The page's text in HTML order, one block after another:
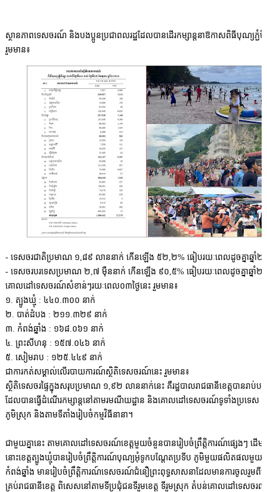
ស្ថានភាពទេសចរណ៍ និងបងប្អូនប្រជាពលរដ្ឋដែលបានដើរកម្សាន្តនាឱកាសពិធីបុណ្យភ្
រួមមាន៖
- ទេសចរជាតិប្រមាណ ១,៨៩ លាននាក់ កើនឡើង ៥២,២% ធៀបរយៈពេលដូចគ្នាឆ្នាំ
- ទេសចរបរទេសប្រមាណ ២,៧ ម៉ឺននាក់ កើនឡើង ៩០,៥% ធៀបរយៈពេលដូចគ្នាឆ្នាំ
គោលដៅទេសចរណ៍សំខាន់ៗរយៈពេល០៣ថ្ងៃនេះ រួមមាន៖
១. ត្បូងឃ្មុំ : ៤៤០.៣០០ នាក់
២. បាត់ដំបង : ២១១.៣២៩ នាក់
៣. កំពង់ឆ្នាំង : ១៦៨.០៦១ នាក់
៤. ព្រះសីហនុ : ១៥៧.០៤៦ នាក់
៥. សៀមរាប : ១២៥.៤៤៩ នាក់
ជាការកត់សម្គាល់លើរបាយការណ៍ស្ថិតិទេសចរណ៍នេះ រួមមាន៖
ស្ថិតិទេសចរផ្ទៃក្នុងសរុបប្រមាណ ១,៩២ លាននាក់នេះ គឺរដ្ឋបាលរាជធានីខេត្តបានរា
ដែលបានធ្វើដំណើរកម្សាន្តនៅតាមរមណីយដ្ឋាន និងគោលដៅទេសចរណ៍ទូទាំងប្រទេស ព្
ភូមិស្រុក និងតាមទីតាំងរៀបចំកម្មវិធីនានា។
ជាមួយគ្នានេះ តាមគោលដៅទេសចរណ៍ខេត្តមួយចំនួនបានរៀបចំព្រឹត្តិការណ៍ផ្សេងៗ ដើម្បី
នោះខេត្តត្បូងឃ្មុំបានរៀបចំព្រឹត្តិការណ៍បុណ្យអុំទូកបណ្តែតប្រទីប ភូមិមួយផលិតផលមួយ កា
កំពង់ឆ្នាំង មានរៀបចំព្រឹត្តិការណ៍ទេសចរណ៍ជំនឿព្រះពុទ្ធសាសនាដែលមានការចូលរួមពី
គ្រប់រាជធានីខេត្ត ពិសេសនៅតាមទីប្រជុំជនទីរួមខេត្ត ទីរួមស្រុក តំបន់គោលដៅទេសចរណ៍